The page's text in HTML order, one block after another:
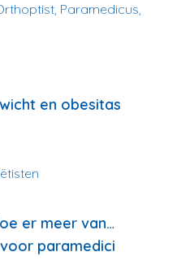
Paramedicus,
en obesitas
er meer van…
paramedici